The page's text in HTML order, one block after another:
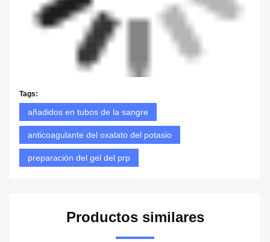
Tags:
añadidos en tubos de la sangre
anticoagulante del oxalato del potasio
preparación del gel del prp
Productos similares